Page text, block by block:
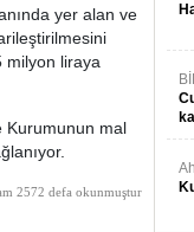
yer alan ve
milyon liraya
Kurumunun mal
2572 defa okunmuştur